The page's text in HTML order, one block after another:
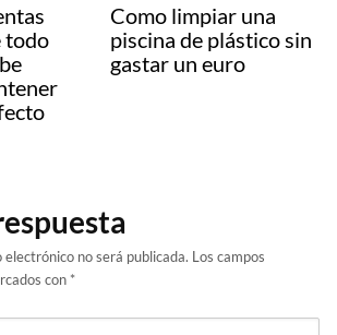
todo
Como limpiar una
piscina de plástico sin
gastar un euro
no será publicada. Los campos
con *